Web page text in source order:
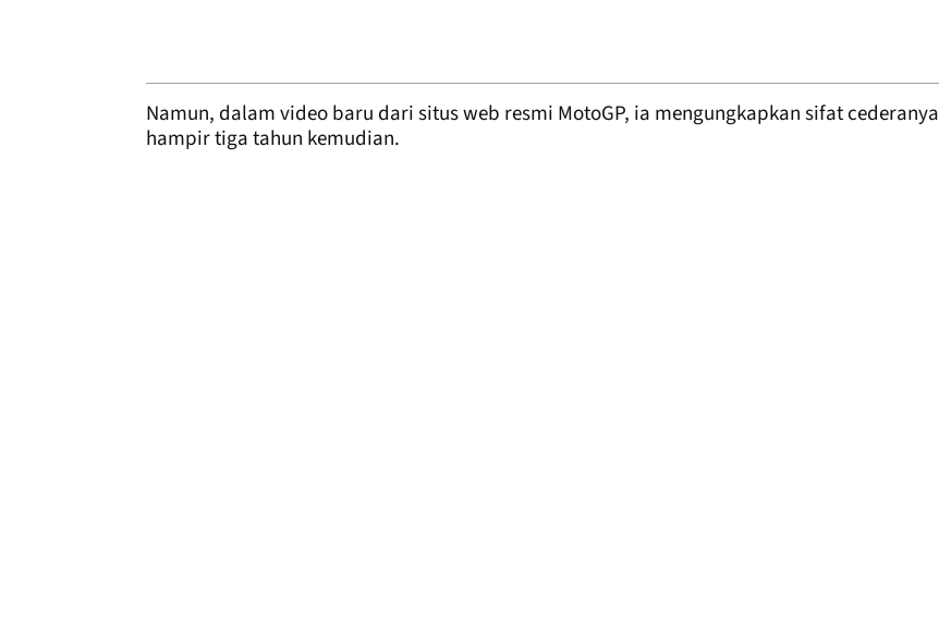
Namun, dalam video baru dari situs web resmi MotoGP, ia mengungkapkan sifat cederanya
hampir tiga tahun kemudian.